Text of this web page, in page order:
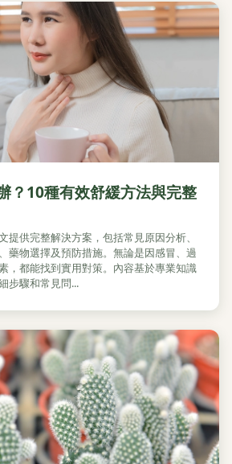
？10種有效舒緩方法與完整
提供完整解決方案，包括常見原因分析、
藥物選擇及預防措施。無論是因感冒、過
，都能找到實用對策。內容基於專業知識
步驟和常見問...